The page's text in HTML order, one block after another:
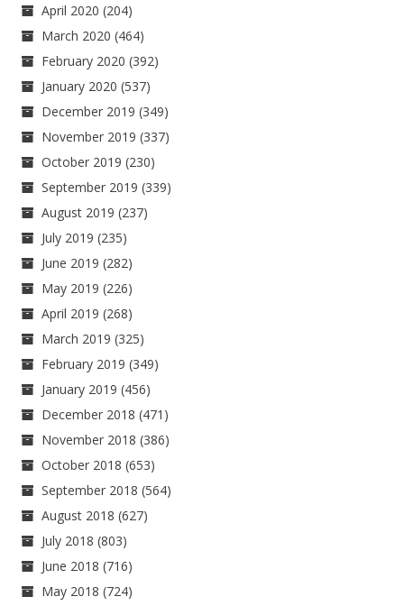
April 2020 (204)
March 2020 (464)
February 2020 (392)
January 2020 (537)
December 2019 (349)
November 2019 (337)
October 2019 (230)
September 2019 (339)
August 2019 (237)
July 2019 (235)
June 2019 (282)
May 2019 (226)
April 2019 (268)
March 2019 (325)
February 2019 (349)
January 2019 (456)
December 2018 (471)
November 2018 (386)
October 2018 (653)
September 2018 (564)
August 2018 (627)
July 2018 (803)
June 2018 (716)
May 2018 (724)